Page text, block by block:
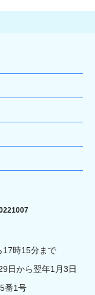
17時15分まで
日から翌年1月3日
番1号